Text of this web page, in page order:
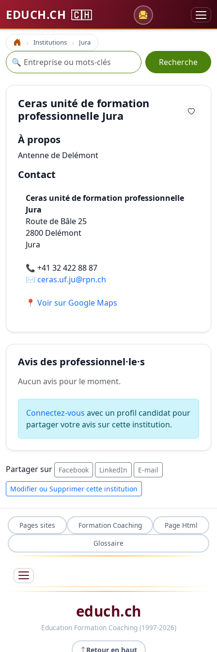
EDUCH.CH 🇨🇭
Accueil Institutions Jura
Recherche
🔍 Recherche
Ceras unité de formation
professionnelle Jura
À propos
Antenne de Delémont
Contact
Ceras unité de formation professionnelle
Jura
Route de Bâle 25
2800 Delémont
Jura
📞 +41 32 422 88 87
✉️ ceras.uf.ju@rpn.ch
📍 Voir sur Google Maps
Avis des professionnel·le·s
Aucun avis pour le moment.
Connectez-vous avec un profil candidat pour
partager votre avis sur cette institution.
Partager sur Facebook LinkedIn E-mail
Modifier ou Supprimer cette institution
Pages sites Formation Coaching
Page Html
Glossaire
educh.ch
Education Formation Coaching (1997-2026)
Retour en haut